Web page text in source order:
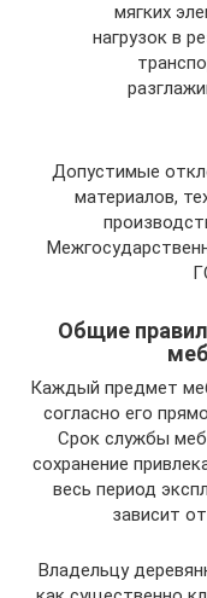
мягких
нагрузок в
Допустимые
материалов,
Общие
Каждый предмет
согласно его
Срок службы
сохранение
весь период
зависит
Владельцу